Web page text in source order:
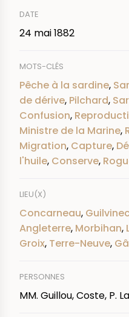
DATE
24 mai 1882
MOTS-CLÉS
Pêche à la sardine,
de dérive, Pilchard,
Confusion,
Ministre de la Marine,
Migration, Capture,
l'huile, Conserve,
LIEU(X)
Concarneau, Guilvinec
Angleterre, Morbihan,
Groix, Terre-Neuve,
PERSONNES
MM. Guillou, Coste, P.